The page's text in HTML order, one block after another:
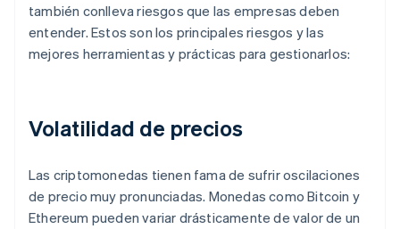
también conlleva riesgos que las empresas deben
entender. Estos son los principales riesgos y las
mejores herramientas y prácticas para gestionarlos:
Volatilidad de precios
Las criptomonedas tienen fama de sufrir oscilaciones
de precio muy pronunciadas. Monedas como Bitcoin y
Ethereum pueden variar drásticamente de valor de un